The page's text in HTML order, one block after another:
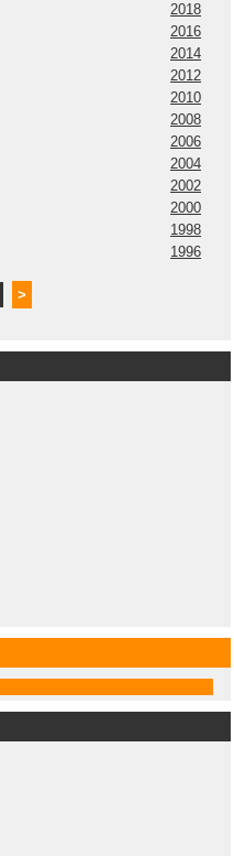
2018
2016
2014
2012
2010
2008
2006
2004
2002
2000
1998
1996
>